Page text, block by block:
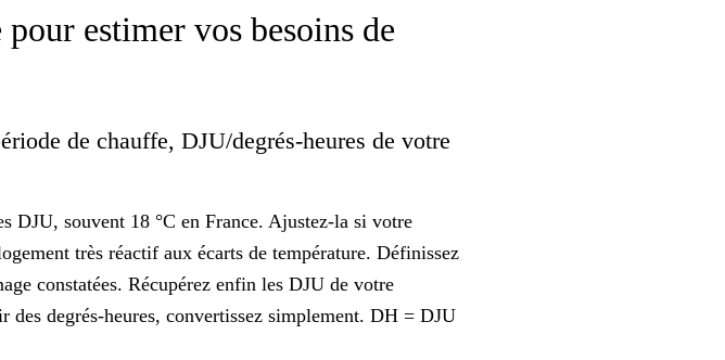
estimer vos besoins de
de chauffe, DJU/degrés-heures de votre
DJU, souvent 18 °C en France. Ajustez-la si votre
très réactif aux écarts de température. Définissez
constatées. Récupérez enfin les DJU de votre
degrés-heures, convertissez simplement. DH = DJU